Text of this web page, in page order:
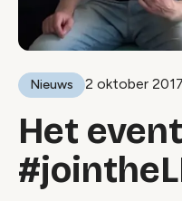
Nieuws 2 oktober 2017
Het